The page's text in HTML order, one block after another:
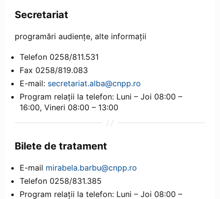
Secretariat
programări audiențe, alte informații
Telefon 0258/811.531
Fax 0258/819.083
E-mail: secretariat.alba@cnpp.ro
Program relații la telefon: Luni – Joi 08:00 –
16:00, Vineri 08:00 – 13:00
Bilete de tratament
E-mail mirabela.barbu@cnpp.ro
Telefon 0258/831.385
Program relații la telefon: Luni – Joi 08:00 –